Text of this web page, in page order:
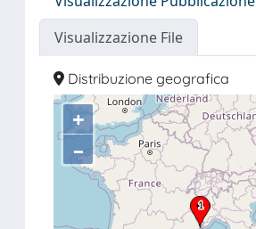
Visualizzazione File
Distribuzione geografica
+
–